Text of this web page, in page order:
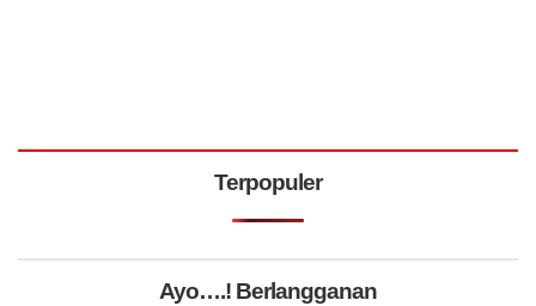
Terpopuler
Ayo….! Berlangganan